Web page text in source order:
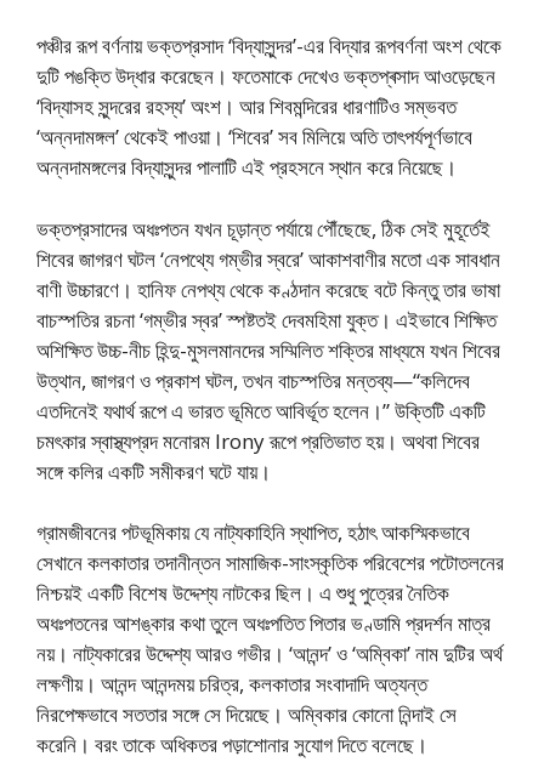
পঞ্চীর রূপ বর্ণনায় ভক্তপ্রসাদ ‘বিদ্যাসুন্দর’-এর বিদ্যার রূপবর্ণনা অংশ থেকে
দুটি পঙক্তি উদ্ধার করেছেন। ফতেমাকে দেখেও ভক্তপ্ৰসাদ আওড়েছেন
‘বিদ্যাসহ সুন্দরের রহস্য’ অংশ। আর শিবমন্দিরের ধারণাটিও সম্ভবত
‘অন্নদামঙ্গল’ থেকেই পাওয়া। ‘শিবের’ সব মিলিয়ে অতি তাৎপর্যপূর্ণভাবে
অন্নদামঙ্গলের বিদ্যাসুন্দর পালাটি এই প্রহসনে স্থান করে নিয়েছে।
ভক্তপ্রসাদের অধঃপতন যখন চূড়ান্ত পর্যায়ে পৌঁছেছে, ঠিক সেই মুহূর্তেই
শিবের জাগরণ ঘটল ‘নেপথ্যে গম্ভীর স্বরে’ আকাশবাণীর মতো এক সাবধান
বাণী উচ্চারণে। হানিফ নেপথ্য থেকে কণ্ঠদান করেছে বটে কিন্তু তার ভাষা
বাচস্পতির রচনা ‘গম্ভীর স্বর’ স্পষ্টতই দেবমহিমা যুক্ত। এইভাবে শিক্ষিত
অশিক্ষিত উচ্চ-নীচ হিন্দু-মুসলমানদের সম্মিলিত শক্তির মাধ্যমে যখন শিবের
উত্থান, জাগরণ ও প্রকাশ ঘটল, তখন বাচস্পতির মন্তব্য—“কলিদেব
এতদিনেই যথার্থ রূপে এ ভারত ভূমিতে আবির্ভূত হলেন।” উক্তিটি একটি
চমৎকার স্বাস্থ্যপ্রদ মনোরম Irony রূপে প্রতিভাত হয়। অথবা শিবের
সঙ্গে কলির একটি সমীকরণ ঘটে যায়।
গ্রামজীবনের পটভূমিকায় যে নাট্যকাহিনি স্থাপিত, হঠাৎ আকস্মিকভাবে
সেখানে কলকাতার তদানীন্তন সামাজিক-সাংস্কৃতিক পরিবেশের পটোতলনের
নিশ্চয়ই একটি বিশেষ উদ্দেশ্য নাটকের ছিল। এ শুধু পুত্রের নৈতিক
অধঃপতনের আশঙ্কার কথা তুলে অধঃপতিত পিতার ভণ্ডামি প্রদর্শন মাত্র
নয়। নাট্যকারের উদ্দেশ্য আরও গভীর। ‘আনন্দ’ ও ‘অম্বিকা’ নাম দুটির অর্থ
লক্ষণীয়। আনন্দ আনন্দময় চরিত্র, কলকাতার সংবাদাদি অত্যন্ত
নিরপেক্ষভাবে সততার সঙ্গে সে দিয়েছে। অম্বিকার কোনো নিন্দাই সে
করেনি। বরং তাকে অধিকতর পড়াশোনার সুযোগ দিতে বলেছে।